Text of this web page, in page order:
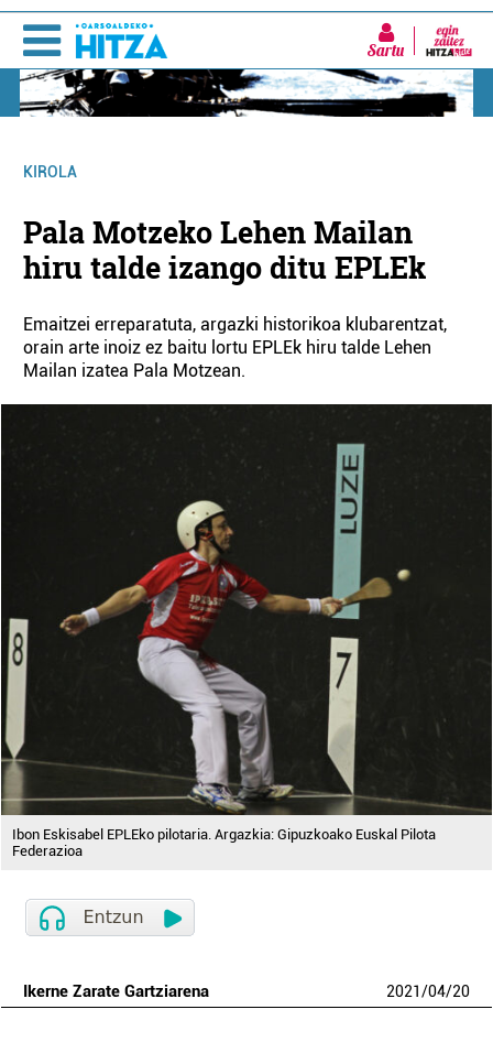
Sartu
KIROLA
Pala Motzeko Lehen Mailan
hiru talde izango ditu EPLEk
Emaitzei erreparatuta, argazki historikoa klubarentzat,
orain arte inoiz ez baitu lortu EPLEk hiru talde Lehen
Mailan izatea Pala Motzean.
Ibon Eskisabel EPLEko pilotaria. Argazkia: Gipuzkoako Euskal Pilota
Federazioa
Ikerne Zarate Gartziarena 2021/04/20